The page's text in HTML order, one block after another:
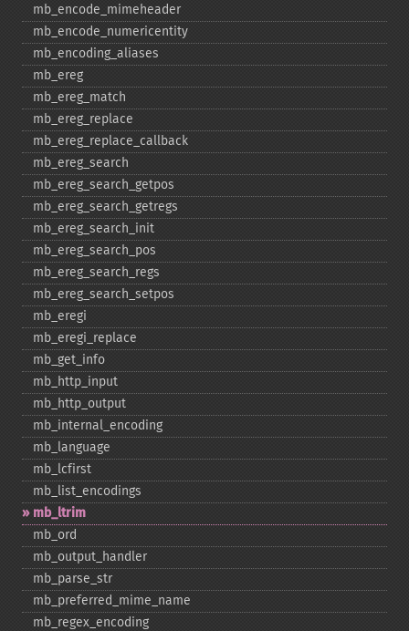
mb_​encode_​mimeheader
mb_​encode_​numericentity
mb_​encoding_​aliases
mb_​ereg
mb_​ereg_​match
mb_​ereg_​replace
mb_​ereg_​replace_​callback
mb_​ereg_​search
mb_​ereg_​search_​getpos
mb_​ereg_​search_​getregs
mb_​ereg_​search_​init
mb_​ereg_​search_​pos
mb_​ereg_​search_​regs
mb_​ereg_​search_​setpos
mb_​eregi
mb_​eregi_​replace
mb_​get_​info
mb_​http_​input
mb_​http_​output
mb_​internal_​encoding
mb_​language
mb_​lcfirst
mb_​list_​encodings
mb_​ltrim
mb_​ord
mb_​output_​handler
mb_​parse_​str
mb_​preferred_​mime_​name
mb_​regex_​encoding